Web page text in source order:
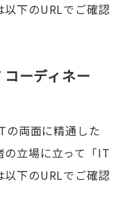
以下のURLでご確認
ーディネー
両面に精通した
の立場に立って「IT
以下のURLでご確認